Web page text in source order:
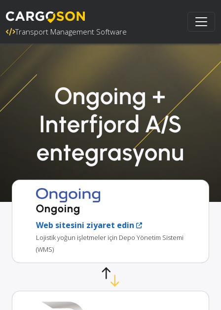
Transport Management Software
Ongoing +
Interfjord A/S
entegrasyonu
Ongoing
Web sitesini ziyaret edin
Lojistik yoğun işletmeler için Depo Yönetim Sistemi
(WMS)